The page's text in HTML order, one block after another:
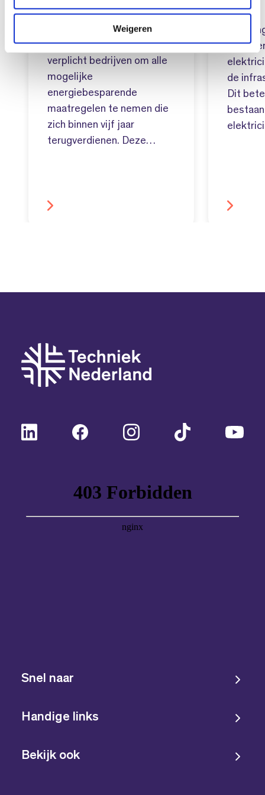
Weigeren
De energiebesparingsplicht
verplicht bedrijven om alle
mogelijke
energiebesparende
maatregelen te nemen die
zich binnen vijf jaar
terugverdienen. Deze…
de
Dit
Snel naar
Handige links
Bekijk ook